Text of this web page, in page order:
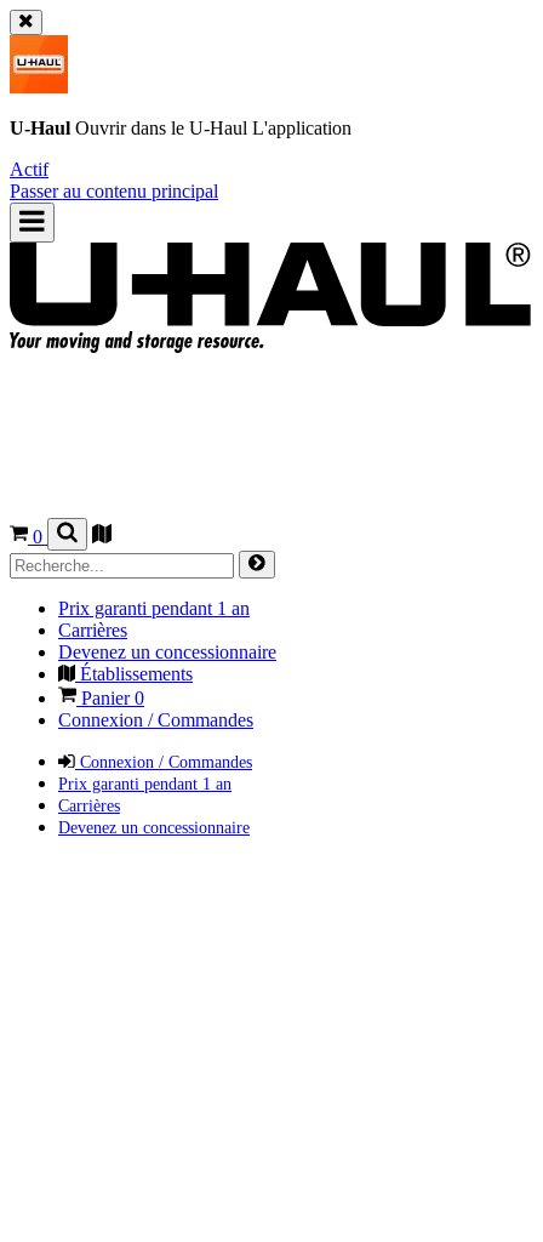
U-Haul Ouvrir dans le U-Haul L'application
Actif
Passer au contenu principal
0
Prix garanti pendant 1 an
Carrières
Devenez un concessionnaire
Établissements
Panier0
Connexion / Commandes
Connexion / Commandes
Prix garanti pendant 1 an
Carrières
Devenez un concessionnaire